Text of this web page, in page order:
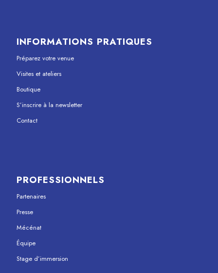
INFORMATIONS PRATIQUES
Préparez votre venue
Visites et ateliers
Boutique
S’inscrire à la newsletter
Contact
PROFESSIONNELS
Partenaires
Presse
Mécénat
Équipe
Stage d’immersion